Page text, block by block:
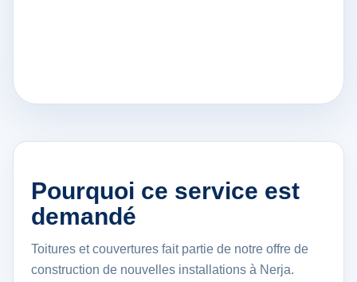
Pourquoi ce service est
demandé
Toitures et couvertures fait partie de notre offre de
construction de nouvelles installations à Nerja.